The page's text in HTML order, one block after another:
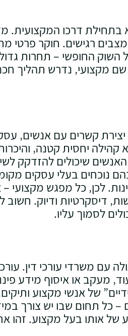
דרכו המקצועית.
במצבים רגישים. חוקר
החופשי – תחרות
שם מקצועי‚ נדרש תהליך
קשרים עם אנשים‚
קהילה יחסית קטנה‚
שיכולים להזדקק
נוכחים בעלי עסקים
לכן‚ כל מפגש מקצועי
דיסקרטיות ודיוק. חשוב
לסמוך עליו.
משרדי עורכי דין.
מעקב או איסוף מידע
של אנשי מקצוע ותיקים.
– כל תחום שבו יש צורך
אותו בעל מקצוע. זהו